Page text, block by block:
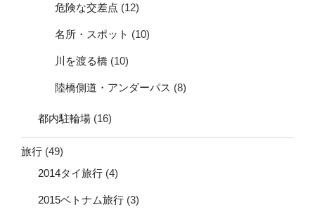
危険な交差点 (12)
名所・スポット (10)
川を渡る橋 (10)
陸橋側道・アンダーパス (8)
都内駐輪場 (16)
旅行 (49)
2014タイ旅行 (4)
2015ベトナム旅行 (3)